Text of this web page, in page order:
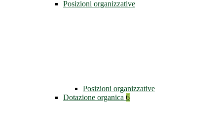
Posizioni organizzative
Posizioni organizzative
Dotazione organica 6